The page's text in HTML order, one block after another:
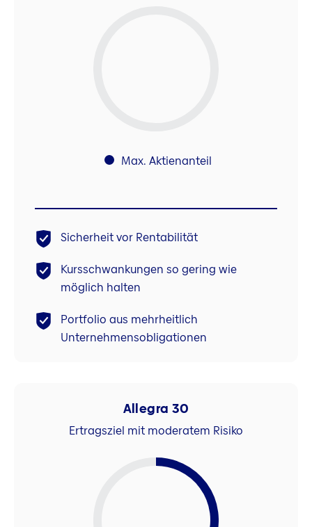
Max. Aktienanteil
Sicherheit vor Rentabilität
Kursschwankungen so gering wie
möglich halten
Portfolio aus mehrheitlich
Unternehmensobligationen
Allegra 30
Ertragsziel mit moderatem Risiko